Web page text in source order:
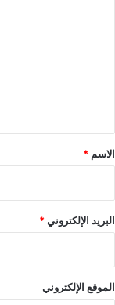
*
الاسم *
البريد الإلكتروني*
الموقع الإلكتروني